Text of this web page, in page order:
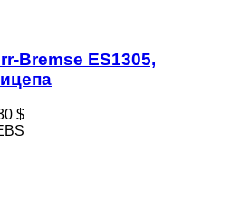
Bremse ES1305,
$